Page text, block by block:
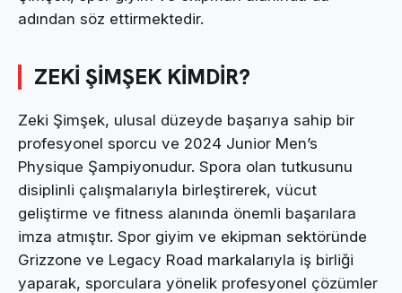
adından söz ettirmektedir.
ZEKİ ŞİMŞEK KİMDİR?
Zeki Şimşek, ulusal düzeyde başarıya sahip bir
profesyonel sporcu ve 2024 Junior Men’s
Physique Şampiyonudur. Spora olan tutkusunu
disiplinli çalışmalarıyla birleştirerek, vücut
geliştirme ve fitness alanında önemli başarılara
imza atmıştır. Spor giyim ve ekipman sektöründe
Grizzone ve Legacy Road markalarıyla iş birliği
yaparak, sporculara yönelik profesyonel çözümler